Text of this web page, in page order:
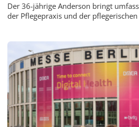
Der 36-jährige Anderson bringt
der Pflegepraxis und der